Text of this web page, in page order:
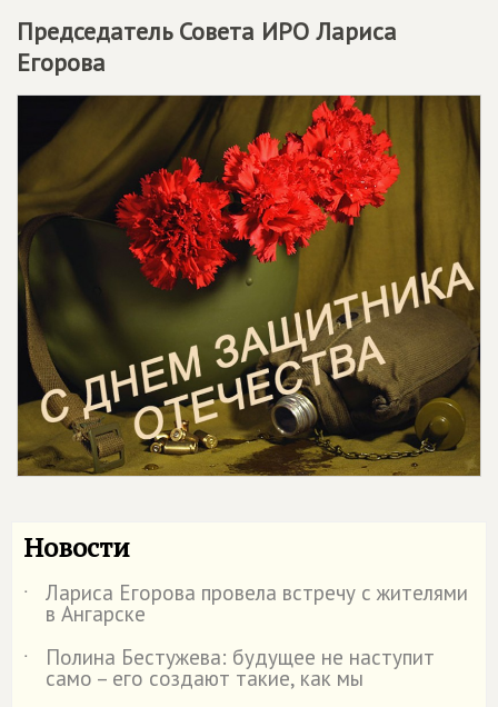
Председатель Совета ИРО Лариса
Егорова
Новости
˙ Лариса Егорова провела встречу с жителями
в Ангарске
˙
Полина Бестужева: будущее не наступит
само – его создают такие, как мы